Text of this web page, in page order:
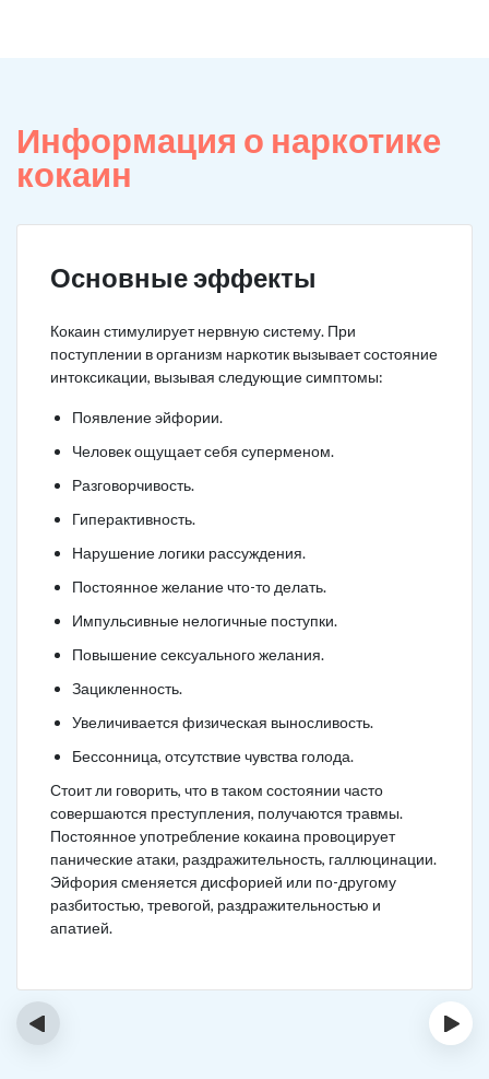
Информация о наркотике
кокаин
Основные эффекты
Кокаин стимулирует нервную систему. При
поступлении в организм наркотик вызывает состояние
интоксикации, вызывая следующие симптомы:
Появление эйфории.
Человек ощущает себя суперменом.
Разговорчивость.
Гиперактивность.
Нарушение логики рассуждения.
Постоянное желание что-то делать.
Импульсивные нелогичные поступки.
Повышение сексуального желания.
Зацикленность.
Увеличивается физическая выносливость.
Бессонница, отсутствие чувства голода.
Стоит ли говорить, что в таком состоянии часто
совершаются преступления, получаются травмы.
Постоянное употребление кокаина провоцирует
панические атаки, раздражительность, галлюцинации.
Эйфория сменяется дисфорией или по-другому
разбитостью, тревогой, раздражительностью и
апатией.
‹ ›